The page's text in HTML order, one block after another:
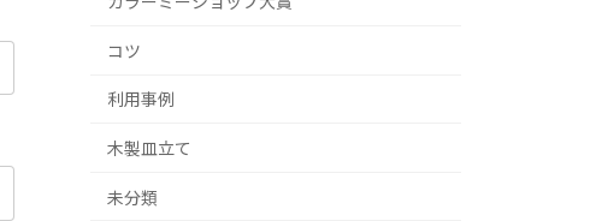
コツ
利用事例
木製皿立て
未分類